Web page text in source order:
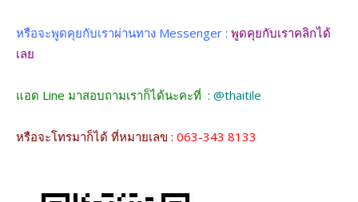
หรือจะพูดคุยกับเราผ่านทาง Messenger : พูดคุยกับเราคลิกได้
เลย
แอด Line มาสอบถามเราก็ได้นะคะที่ : @thaitile
หรือจะโทรมาก็ได้ ที่หมายเลข : 063-343 8133